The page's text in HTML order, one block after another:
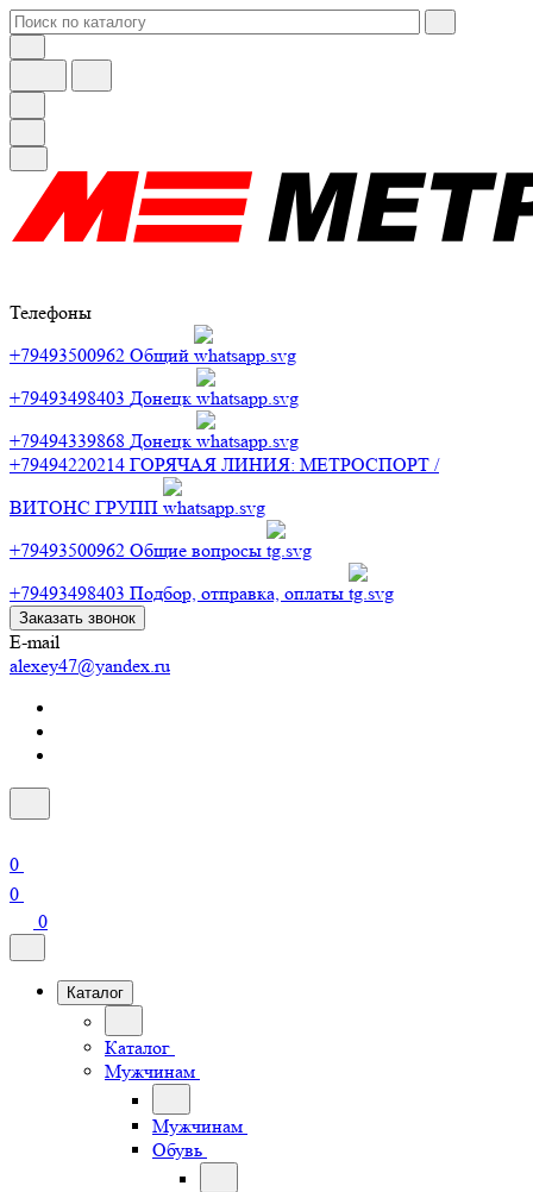
Телефоны
+79493500962 Общий
+79493498403 Донецк
+79494339868 Донецк
+79494220214 ГОРЯЧАЯ ЛИНИЯ: МЕТРОСПОРТ /
ВИТОНС ГРУПП
+79493500962 Общие вопросы
+79493498403 Подбор, отправка, оплаты
Заказать звонок
E-mail
alexey47@yandex.ru
0
0
0
Каталог
Каталог
Мужчинам
Мужчинам
Обувь